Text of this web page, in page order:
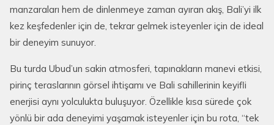
manzaraları hem de dinlenmeye zaman ayıran akış, Bali’yi ilk
kez keşfedenler için de, tekrar gelmek isteyenler için de ideal
bir deneyim sunuyor.
Bu turda Ubud’un sakin atmosferi, tapınakların manevi etkisi,
pirinç teraslarının görsel ihtişamı ve Bali sahillerinin keyifli
enerjisi aynı yolculukta buluşuyor. Özellikle kısa sürede çok
yönlü bir ada deneyimi yaşamak isteyenler için bu rota, “tek